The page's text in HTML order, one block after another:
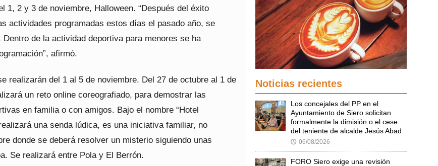
1, 2 y 3 de noviembre, Halloween. “Después del éxito
actividades programadas estos días el pasado año, se
Dentro de la actividad deportiva para menores se ha
afirmó.
realizarán del 1 al 5 de noviembre. Del 27 de octubre al 1 de
un reto online coreografiado, para demostrar las
en familia o con amigos. Bajo el nombre “Hotel
una senda lúdica, es una iniciativa familiar, no
donde se deberá resolver un misterio siguiendo unas
Se realizará entre Pola y El Berrón.
Noticias recientes
Los concejales del PP en el
Ayuntamiento de Siero solicitan
formalmente la dimisión o el cese
del teniente de alcalde Jesús Abad
🕔 06/08/2026
FORO Siero exige una revisión